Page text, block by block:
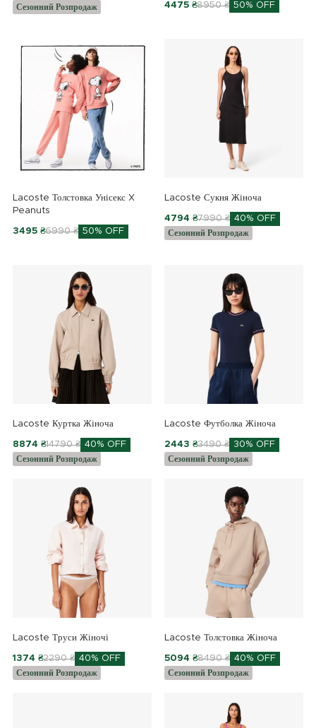
Сезонний Розпродаж 4475 ₴8950 ₴ 50% OFF
Lacoste Толстовка Унісекс X
Peanuts
3495 ₴6990 ₴ 50% OFF
Lacoste Сукня Жіноча
4794 ₴7990 ₴ 40% OFF
Сезонний Розпродаж
Lacoste Куртка Жіноча
8874 ₴14790 ₴ 40% OFF
Сезонний Розпродаж
Lacoste Футболка Жіноча
2443 ₴3490 ₴ 30% OFF
Сезонний Розпродаж
Lacoste Труси Жіночі
1374 ₴2290 ₴ 40% OFF
Сезонний Розпродаж
Lacoste Толстовка Жіноча
5094 ₴8490 ₴ 40% OFF
Сезонний Розпродаж